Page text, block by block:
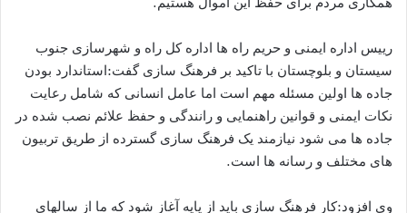
رییس اداره ایمنی و حریم راه ها اداره کل راه و شهرسازی جنوب
سیستان و بلوچستان با تاکید بر فرهنگ سازی گفت:استاندارد بودن
جاده ها اولین مسئله مهم است اما عامل انسانی که شامل رعایت
نکات ایمنی و قوانین راهنمایی و رانندگی و حفظ علائم نصب شده در
جاده ها می شود نیازمند یک فرهنگ سازی گسترده از طریق تربیون
های مختلف و رسانه ها است.
وی افزود:کار فرهنگ سازی باید از پایه آغاز شود که ما از سالهای